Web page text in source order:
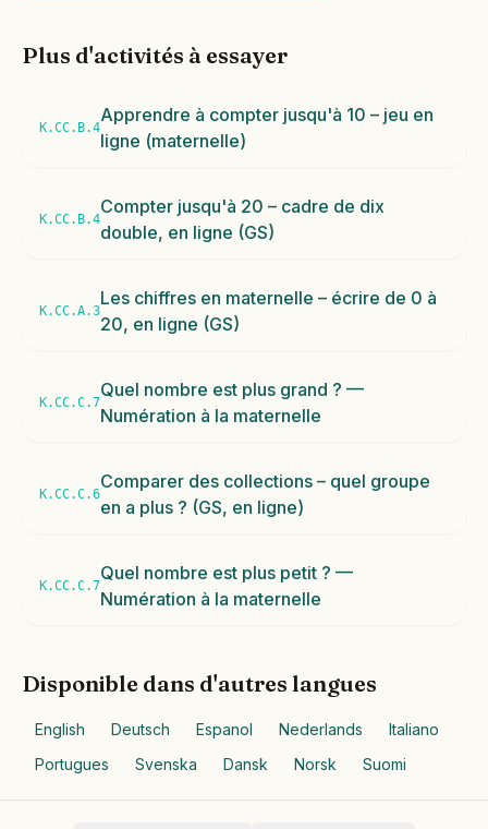
Plus d'activités à essayer
K.CC.B.4
Apprendre à compter jusqu'à 10 – jeu en
ligne (maternelle)
K.CC.B.4
Compter jusqu'à 20 – cadre de dix
double, en ligne (GS)
K.CC.A.3
Les chiffres en maternelle – écrire de 0 à
20, en ligne (GS)
K.CC.C.7
Quel nombre est plus grand ? —
Numération à la maternelle
K.CC.C.6
Comparer des collections – quel groupe
en a plus ? (GS, en ligne)
K.CC.C.7
Quel nombre est plus petit ? —
Numération à la maternelle
Disponible dans d'autres langues
English Deutsch Espanol Nederlands
Italiano
Portugues
Svenska Dansk Norsk Suomi